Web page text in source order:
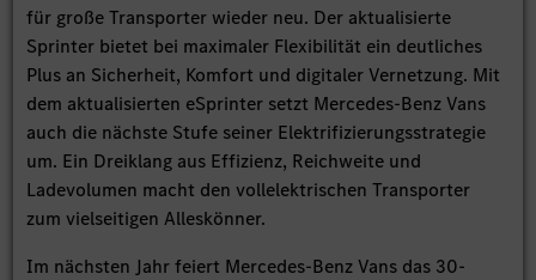
für große Transporter wieder neu. Der aktualisierte
Sprinter bietet bei maximaler Flexibilität ein deutliches
Plus an Sicherheit, Komfort und digitaler Vernetzung. Mit
dem aktualisierten eSprinter setzt Mercedes-Benz Vans
auch die nächste Stufe seiner Elektrifizierungsstrategie
um. Ein Dreiklang aus Effizienz, Reichweite und
Ladevolumen macht den vollelektrischen Transporter
zum vielseitigen Alleskönner.
Im nächsten Jahr feiert Mercedes-Benz Vans das 30-